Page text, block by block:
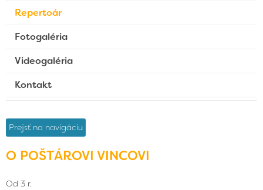
Repertoár
Fotogaléria
Videogaléria
Kontakt
Prejsť na navigáciu
O POŠTÁROVI VINCOVI
Od 3 r.